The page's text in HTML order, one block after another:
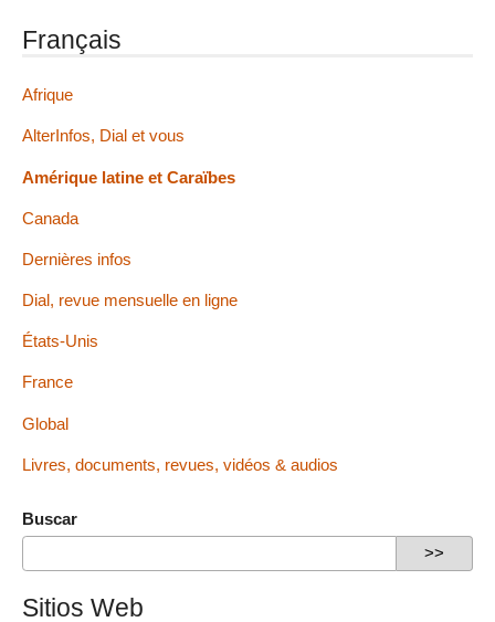
Français
Afrique
AlterInfos, Dial et vous
Amérique latine et Caraïbes
Canada
Dernières infos
Dial, revue mensuelle en ligne
États-Unis
France
Global
Livres, documents, revues, vidéos & audios
Buscar
Sitios Web